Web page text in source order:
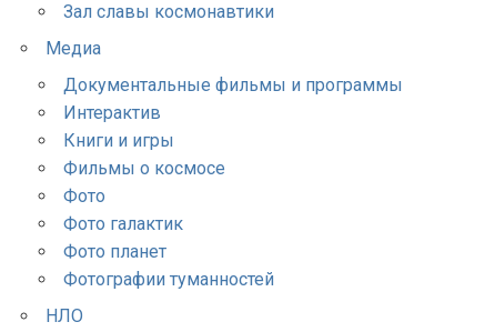
Зал славы космонавтики
Медиа
Документальные фильмы и программы
Интерактив
Книги и игры
Фильмы о космосе
Фото
Фото галактик
Фото планет
Фотографии туманностей
НЛО